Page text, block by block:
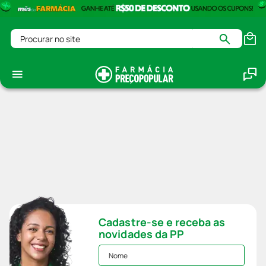
Procurar no site
Cadastre-se e receba as
novidades da PP